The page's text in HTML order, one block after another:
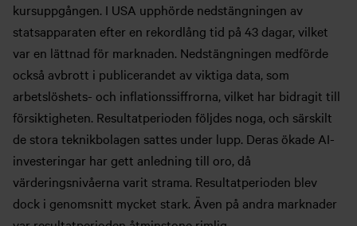
kursuppgången. I USA upphörde nedstängningen av
statsapparaten efter en rekordlång tid på 43 dagar, vilket
var en lättnad för marknaden. Nedstängningen medförde
också avbrott i publicerandet av viktiga data, som
arbetslöshets- och inflationssiffrorna, vilket har bidragit till
försiktigheten. Resultatperioden följdes noga, och särskilt
de stora teknikbolagen sattes under lupp. Deras ökade AI-
investeringar har gett anledning till oro, då
värderingsnivåerna varit strama. Resultatperioden blev
dock i genomsnitt mycket stark. Även på andra marknader